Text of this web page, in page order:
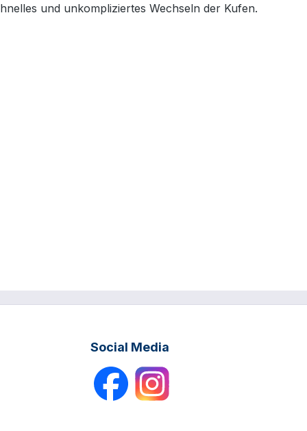
und unkompliziertes Wechseln der Kufen.
Social Media